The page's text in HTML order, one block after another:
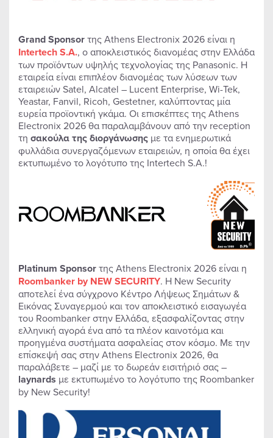
Grand Sponsorτης Athens Electronix 2026 είναι η
Intertech S.A., ο αποκλειστικός διανομέας στην Ελλάδα
των προϊόντων υψηλής τεχνολογίας της Panasonic. Η
εταιρεία είναι επιπλέον διανομέας των λύσεων των
εταιρειών Satel, Alcatel – Lucent Enterprise, Wi-Tek,
Yeastar, Fanvil, Ricoh, Gestetner, καλύπτοντας μία
ευρεία προϊοντική γκάμα. Οι επισκέπτες της Athens
Electronix 2026 θα παραλαμβάνουν από την reception
τη σακούλα της διοργάνωσης με τα ενημερωτικά
φυλλάδια συνεργαζόμενων εταιρειών, η οποία θα έχει
εκτυπωμένο το λογότυπο της Intertech S.A.!
Platinum Sponsorτης Athens Electronix 2026 είναι η
Roombanker by NEW SECURITY. Η New Security
αποτελεί ένα σύγχρονο Κέντρο Λήψεως Σημάτων &
Εικόνας Συναγερμού και τον αποκλειστικό εισαγωγέα
του Roombanker στην Ελλάδα, εξασφαλίζοντας στην
ελληνική αγορά ένα από τα πλέον καινοτόμα και
προηγμένα συστήματα ασφαλείας στον κόσμο. Με την
επίσκεψή σας στην Athens Electronix 2026, θα
παραλάβετε – μαζί με το δωρεάν εισιτήριό σας –
laynards με εκτυπωμένο το λογότυπο της Roombanker
by New Security!